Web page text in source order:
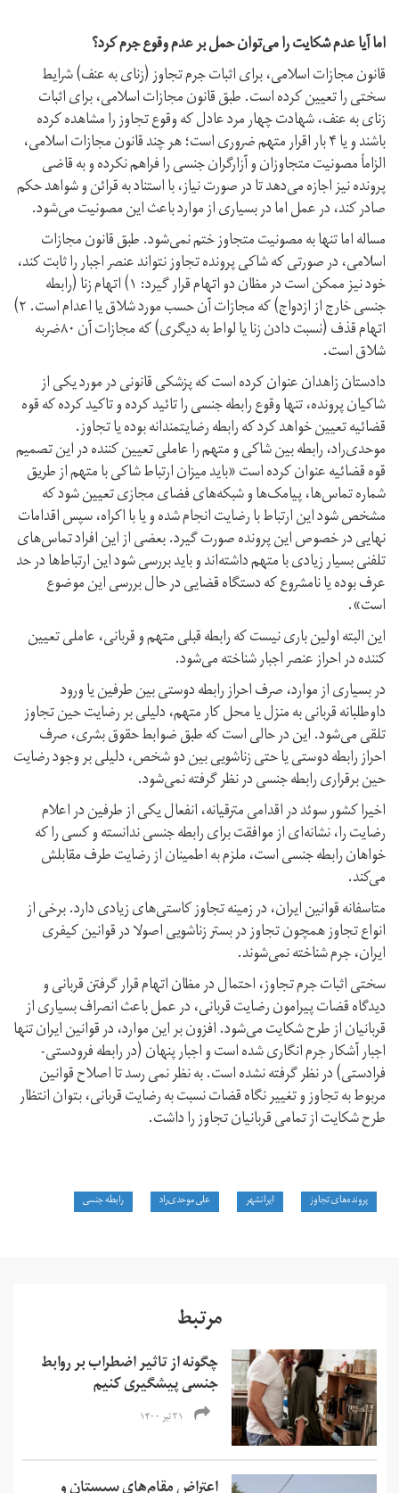
اما آیا عدم شکایت را می‌توان حمل بر عدم وقوع جرم کرد؟
قانون مجازات اسلامی، برای اثبات جرم تجاوز (زنای به عنف) شرایط
سختی را تعیین کرده است. طبق قانون مجازات اسلامی، برای اثبات
زنای به عنف، شهادت چهار مرد عادل که وقوع تجاوز را مشاهده کرده
باشند و یا ۴ بار اقرار متهم ضروری است؛ هر چند قانون مجازات اسلامی،
الزاماً مصونیت متجاوزان و آزارگران جنسی را فراهم نکرده و به قاضی
پرونده نیز اجازه می‌دهد تا در صورت نیاز، با استناد به قرائن و شواهد حکم
صادر کند، در عمل اما در بسیاری از موارد باعث این مصونیت می‌شود.
مساله اما تنها به مصونیت متجاوز ختم نمی‌شود. طبق قانون مجازات
اسلامی، در صورتی که شاکی پرونده تجاوز نتواند عنصر اجبار را ثابت کند،
خود نیز ممکن است در مظان دو اتهام قرار گیرد: ۱) اتهام زنا (رابطه
جنسی خارج از ازدواج) که مجازات آن حسب مورد ‌شلاق یا اعدام است. ۲)
اتهام قذف (نسبت دادن زنا یا لواط به دیگری) که مجازات آن ۸۰ضربه
شلاق است.
دادستان زاهدان عنوان کرده است که پزشکی قانونی در مورد یکی از
شاکیان پرونده، تنها وقوع رابطه جنسی را تائید کرده و تاکید کرده که قوه
قضائیه تعیین خواهد کرد که رابطه رضایتمندانه بوده یا تجاوز.
موحدی‌راد، رابطه بین شاکی و متهم را عاملی تعیین کننده در این تصمیم
قوه قضائیه عنوان کرده است «باید میزان ارتباط شاکی با متهم از طریق
شماره تماس‌ها، پیامک‌ها و شبکه‌های فضای مجازی تعیین شود که
مشخص شود این ارتباط با رضایت انجام شده و یا با اکراه، سپس اقدامات
نهایی در خصوص این پرونده صورت گیرد. بعضی از این افراد تماس‌های
تلفنی بسیار زیادی با متهم داشته‌اند و باید بررسی شود این ارتباط‌ها در حد
عرف بوده یا نامشروع که دستگاه قضایی در حال بررسی این موضوع
است».
این البته اولین باری نیست که رابطه قبلی متهم و قربانی، عاملی تعیین
کننده در احراز عنصر اجبار شناخته می‌شود.
در بسیاری از موارد، صرف احراز رابطه دوستی بین طرفین یا ورود
داوطلبانه قربانی به منزل یا محل کار متهم،‌ دلیلی بر رضایت حین تجاوز
تلقی می‌شود. این در حالی است که طبق ضوابط حقوق بشری، صرف
احراز رابطه دوستی یا حتی زناشویی بین دو شخص، دلیلی بر وجود رضایت
حین برقراری رابطه جنسی در نظر گرفته نمی‌شود.
اخیرا کشور سوئد در اقدامی مترقیانه، انفعال یکی از طرفین در اعلام
رضایت را، نشانه‌ای از موافقت برای رابطه جنسی ندانسته و کسی را که
خواهان رابطه جنسی است، ملزم به اطمینان از رضایت طرف مقابلش
می‌کند.
متاسفانه قوانین ایران، در زمینه تجاوز کاستی‌های زیادی دارد. برخی از
انواع تجاوز همچون تجاوز در بستر زناشویی اصولا در قوانین کیفری
ایران، جرم شناخته نمی‌شوند.
سختی اثبات جرم تجاوز، احتمال در مظان اتهام قرار گرفتن قربانی و
دیدگاه قضات پیرامون رضایت قربانی، در عمل باعث انصراف بسیاری از
قربانیان از طرح شکایت می‌شود. افزون بر این موارد، در قوانین ایران تنها
اجبار آشکار جرم انگاری شده است و اجبار پنهان (در رابطه فرودستی-
فرادستی) در نظر گرفته نشده است. به نظر نمی رسد تا اصلاح قوانین
مربوط به تجاوز و تغییر نگاه قضات نسبت به رضایت قربانی، بتوان انتظار
طرح شکایت از تمامی قربانیان تجاوز را داشت.
پرونده‌های تجاوز ایرانشهر علی موحدی‌راد رابطه جنسی
مرتبط
چگونه از تاثیر اضطراب بر روابط
جنسی پیشگیری کنیم
۳۱ تیر ۱۴۰۰